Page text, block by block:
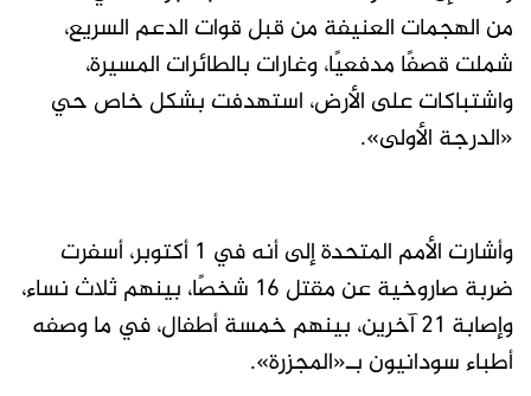
من الهجمات العنيفة من قبل قوات الدعم السريع،
شملت قصفًا مدفعيًا، وغارات بالطائرات المسيرة،
واشتباكات على الأرض، استهدفت بشكل خاص حي
«الدرجة الأولى».
وأشارت الأمم المتحدة إلى أنه في 1 أكتوبر، أسفرت
ضربة صاروخية عن مقتل 16 شخصًا، بينهم ثلاث نساء،
وإصابة 21 آخرين، بينهم خمسة أطفال، في ما وصفه
أطباء سودانيون بـ«المجزرة».